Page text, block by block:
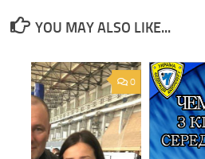
YOU MAY ALSO LIKE...
0